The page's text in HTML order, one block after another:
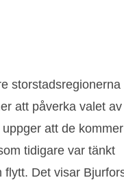
storstadsregionerna
att påverka valet av
att de kommer
tidigare var tänkt
flytt. Det visar